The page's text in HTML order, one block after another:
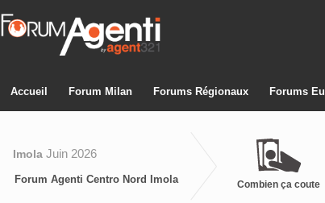
Accueil Forum Milan Forums Régionaux Forums
Forum Agenti Centro Nord Imola Combien ça coute
Imola Juin 2026